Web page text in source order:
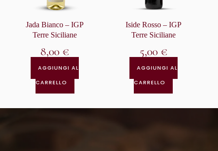
Jada Bianco – IGP
Terre Siciliane
8,00 €
AGGIUNGI AL
CARRELLO
Iside Rosso – IGP
Terre Siciliane
5,00 €
AGGIUNGI AL
CARRELLO